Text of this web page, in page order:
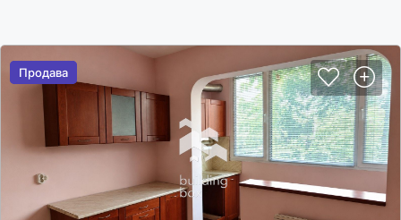
Продава
Продава